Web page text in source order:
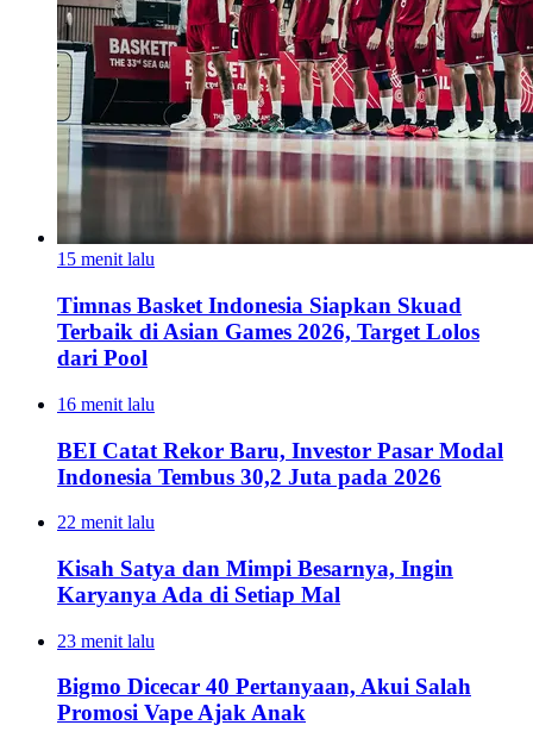
15 menit lalu
Timnas Basket Indonesia Siapkan Skuad
Terbaik di Asian Games 2026, Target Lolos
dari Pool
16 menit lalu
BEI Catat Rekor Baru, Investor Pasar Modal
Indonesia Tembus 30,2 Juta pada 2026
22 menit lalu
Kisah Satya dan Mimpi Besarnya, Ingin
Karyanya Ada di Setiap Mal
23 menit lalu
Bigmo Dicecar 40 Pertanyaan, Akui Salah
Promosi Vape Ajak Anak